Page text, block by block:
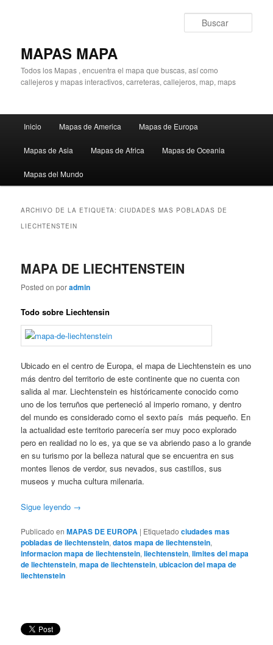
MAPAS MAPA
Todos los Mapas , encuentra el mapa que buscas, así como
callejeros y mapas interactivos, carreteras, callejeros, map, maps
principal
Inicio Mapas de America Mapas de Europa
Mapas de Asia Mapas de Africa Mapas de Oceania
Mapas del Mundo
ARCHIVO DE LA ETIQUETA:CIUDADES MAS POBLADAS DE
LIECHTENSTEIN
MAPA DE LIECHTENSTEIN
Posted onporadmin
Todo sobre Liechtensin
Ubicado en el centro de Europa, el mapa de Liechtenstein es uno
más dentro del territorio de este continente que no cuenta con
salida al mar. Liechtenstein es históricamente conocido como
uno de los terruños que perteneció al imperio romano, y dentro
del mundo es considerado como el sexto país más pequeño. En
la actualidad este territorio parecería ser muy poco explorado
pero en realidad no lo es, ya que se va abriendo paso a lo grande
en su turismo por la belleza natural que se encuentra en sus
montes llenos de verdor, sus nevados, sus castillos, sus
museos y mucha cultura milenaria.
Sigue leyendo →
Publicado en MAPAS DE EUROPA | Etiquetado ciudades mas
pobladas de liechtenstein,datos mapa de liechtenstein,
informacion mapa de liechtenstein,liechtenstein,limites del mapa
de liechtenstein,mapa de liechtenstein,ubicacion del mapa de
liechtenstein